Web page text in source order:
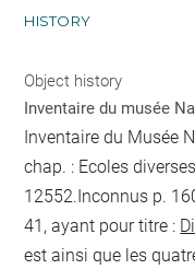
HISTORY
Object history
Inventaire du musée
Inventaire du Musée
chap. : Ecoles
12552.Inconnus p.
41, ayant pour titre :
est ainsi que les